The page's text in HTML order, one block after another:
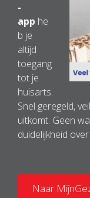
-
app he
b je
altijd
toegang
tot je
huisarts.
Snel geregeld,
uitkomt. Geen
duidelijkheid
Naar